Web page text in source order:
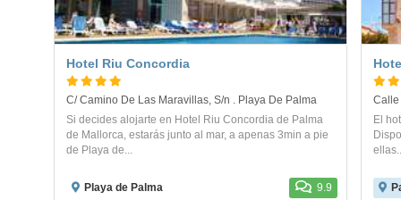
Hotel Riu Concordia
C/ Camino De Las Maravillas, S/n . Playa De Palma
Si decides alojarte en Hotel Riu Concordia de Palma
de Mallorca, estarás junto al mar, a apenas 3min a pie
de Playa de...
Playa de Palma 9.9
Calle
El